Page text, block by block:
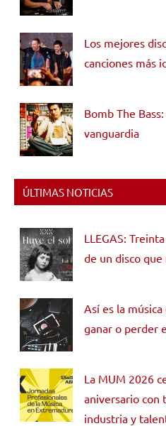
Los mejores
canciones más
Bomb The
vanguardia
ÚLTIMAS NOTICIAS
LLEGAS:
de un disco que
Así es la
ganar o perder
La MUM 2026
aniversario con
industria y